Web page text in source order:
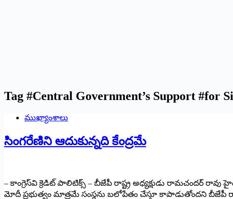
Tag #Central Government’s Support #for
ముఖ్యాంశాలు
సింగరేణిని ఆదుకున్నది కేంద్రమే
– కాంగ్రెస్‌వి క్రెడిట్ పాలిటిక్స్ – బీజేపీ రాష్ట్ర అధ్యక్షుడు రామచందర్ రావు
మోదీ ప్రభుత్వం మాత్రమే సంస్థను బలోపేతం చేస్తూ కాపాడుతోందని బీజేపీ